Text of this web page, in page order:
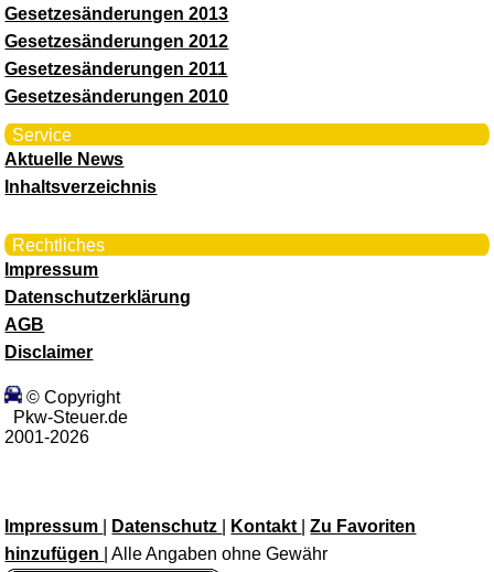
Gesetzesänderungen 2013
Gesetzesänderungen 2012
Gesetzesänderungen 2011
Gesetzesänderungen 2010
Service
Aktuelle News
Inhaltsverzeichnis
Rechtliches
Impressum
Datenschutzerklärung
AGB
Disclaimer
© Copyright
Pkw-Steuer.de
2001-2026
Impressum Datenschutz Kontakt |Zu Favoriten
hinzufügen
| Alle Angaben ohne Gewähr